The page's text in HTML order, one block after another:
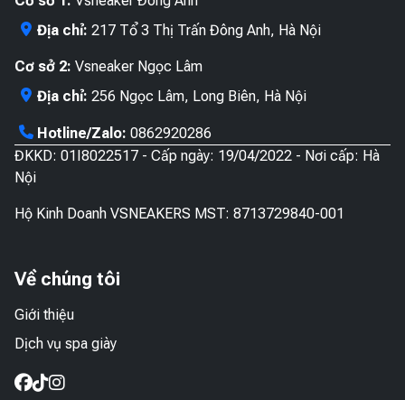
Địa chỉ: 217 Tổ 3 Thị Trấn Đông Anh, Hà Nội
Cơ sở 2: Vsneaker Ngọc Lâm
Địa chỉ: 256 Ngọc Lâm, Long Biên, Hà Nội
Hotline/Zalo: 0862920286
ĐKKD: 01I8022517 - Cấp ngày: 19/04/2022 - Nơi cấp: Hà
Nội
Hộ Kinh Doanh VSNEAKERS MST: 8713729840-001
Về chúng tôi
Giới thiệu
Dịch vụ spa giày